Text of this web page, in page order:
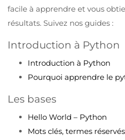
facile à apprendre et vous
résultats. Suivez nos guides :
Introduction à Python
Introduction à Python
Pourquoi apprendre le
Les bases
Hello World – Python
Mots clés, termes